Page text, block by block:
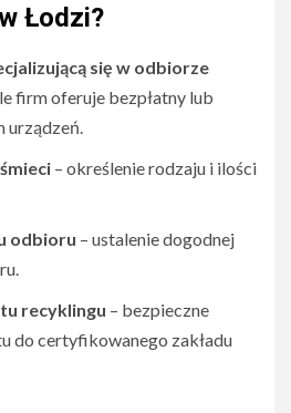
Łodzi?
się w odbiorze
firm oferuje bezpłatny lub
urządzeń.
– określenie rodzaju i ilości
odbioru – ustalenie dogodnej
recyklingu – bezpieczne
do certyfikowanego zakładu